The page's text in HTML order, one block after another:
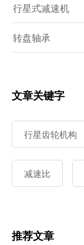
行星式减速机
转盘轴承
文章关键字
行星齿轮机构
减速比
推荐文章